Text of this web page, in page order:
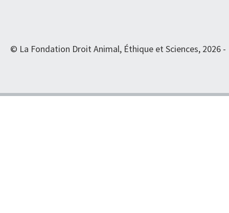
© La Fondation Droit Animal, Éthique et Sciences, 2026 -